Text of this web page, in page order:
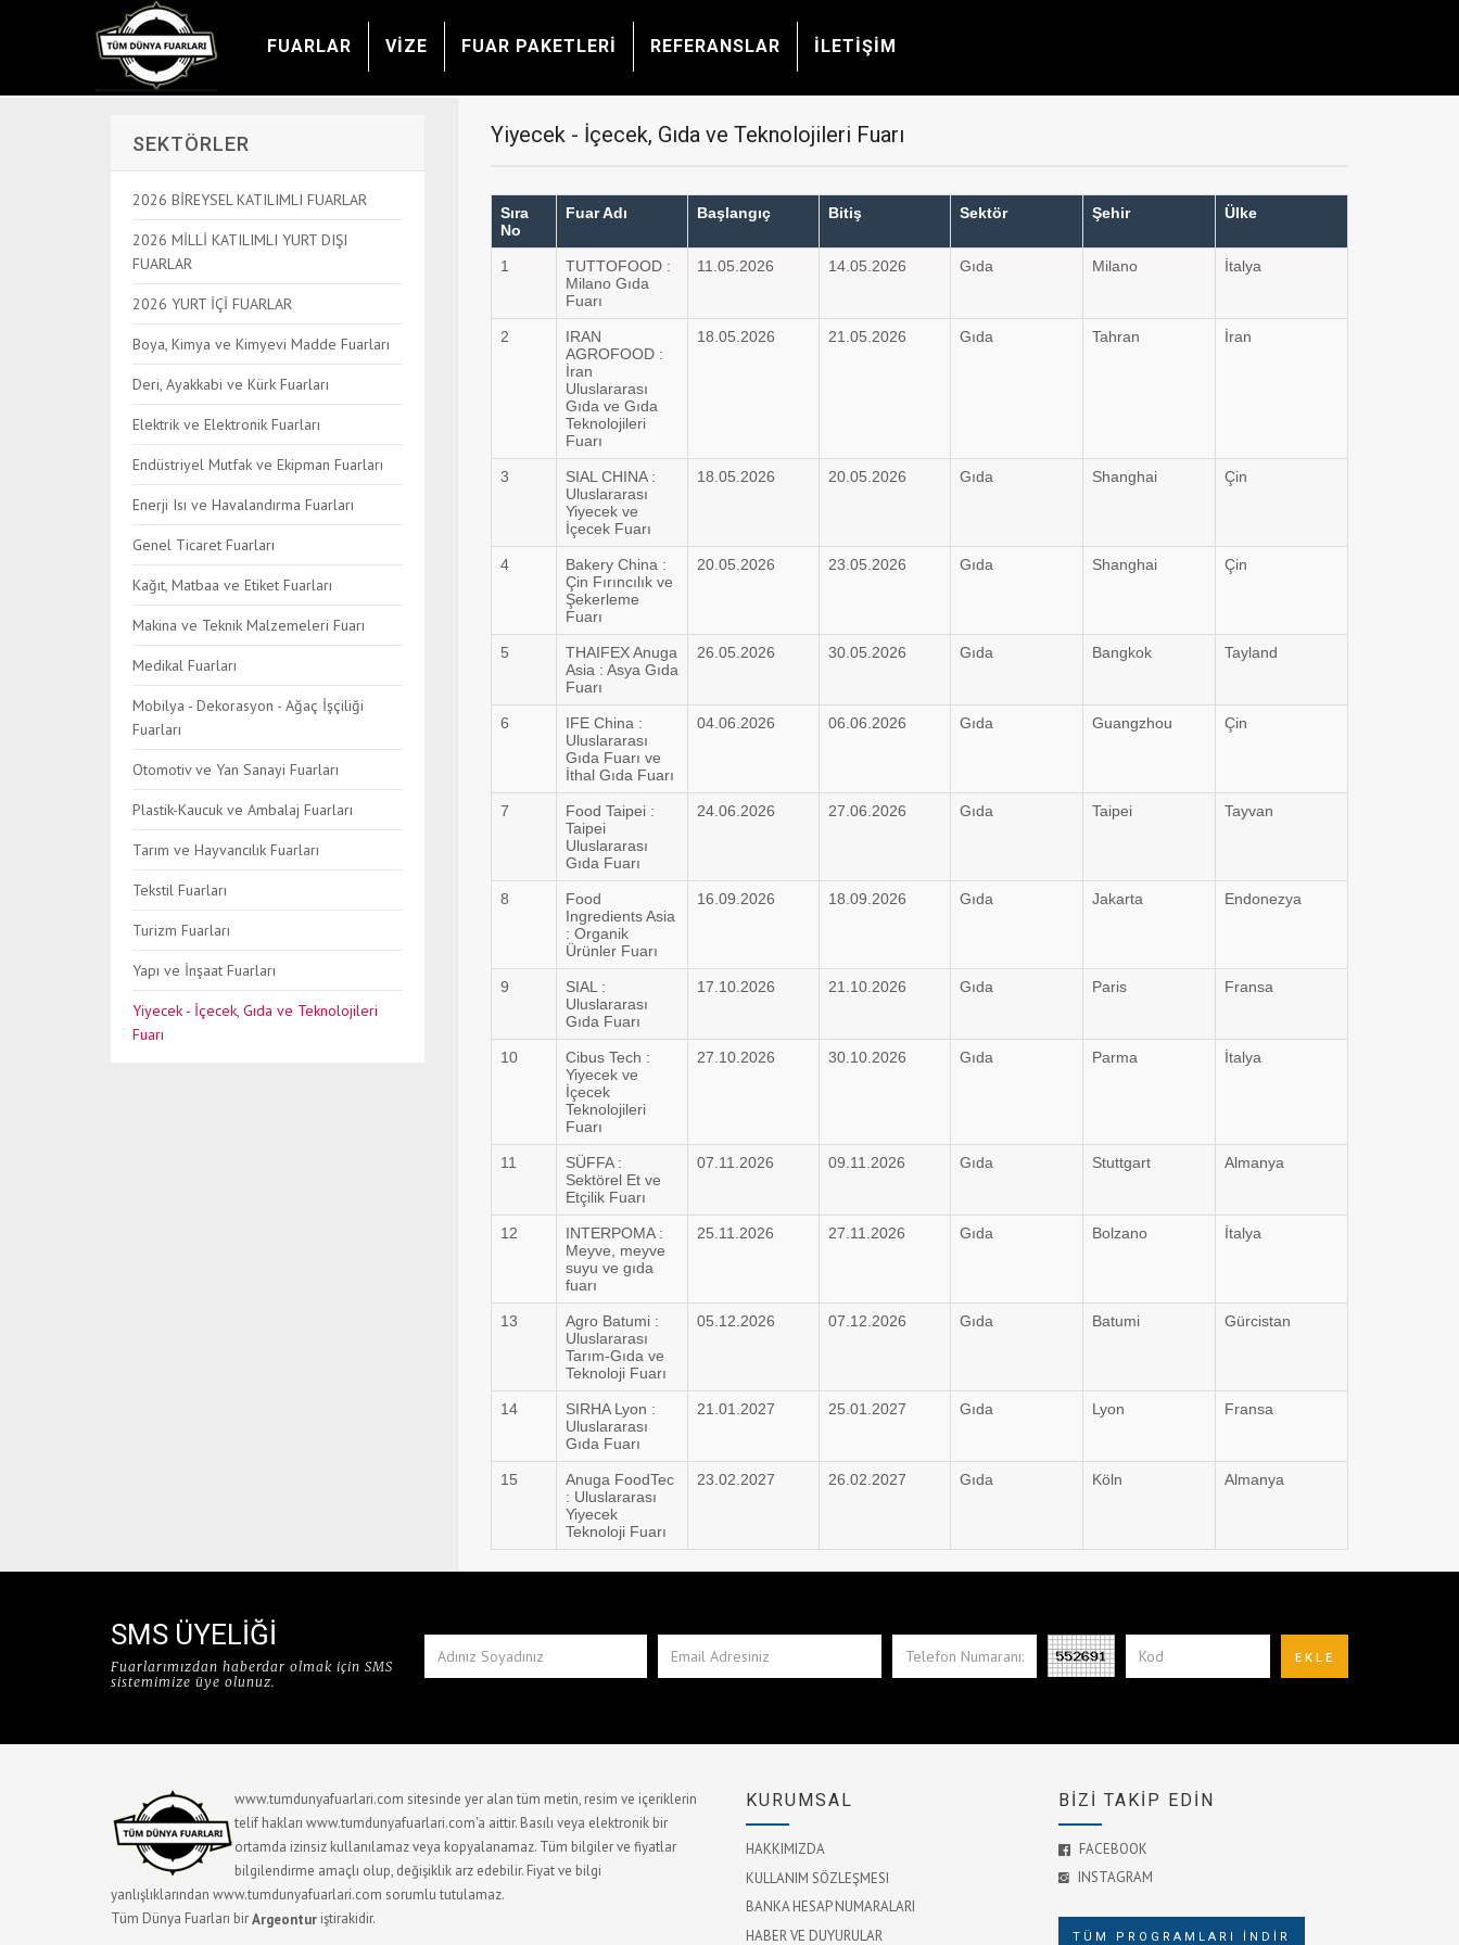
FUARLAR VİZE FUAR PAKETLERİ REFERANSLAR İLETİŞİM
SEKTÖRLER
2026 BİREYSEL KATILIMLI FUARLAR
2026 MİLLİ KATILIMLI YURT DIŞI
FUARLAR
2026 YURT İÇİ FUARLAR
Boya, Kimya ve Kimyevi Madde Fuarları
Deri, Ayakkabi ve Kürk Fuarları
Elektrik ve Elektronik Fuarları
Endüstriyel Mutfak ve Ekipman Fuarları
Enerji Isı ve Havalandırma Fuarları
Genel Ticaret Fuarları
Kağıt, Matbaa ve Etiket Fuarları
Makina ve Teknik Malzemeleri Fuarı
Medikal Fuarları
Mobilya - Dekorasyon - Ağaç İşçiliği
Fuarları
Otomotiv ve Yan Sanayi Fuarları
Plastik-Kaucuk ve Ambalaj Fuarları
Tarım ve Hayvancılık Fuarları
Tekstil Fuarları
Turizm Fuarları
Yapı ve İnşaat Fuarları
Yiyecek - İçecek, Gıda ve Teknolojileri
Fuarı
Yiyecek - İçecek, Gıda ve Teknolojileri Fuarı
Sıra
No
Fuar Adı Başlangıç Bitiş Sektör Şehir Ülke
1
TUTTOFOOD :
Milano Gıda
Fuarı
11.05.2026 14.05.2026 Gıda Milano İtalya
2
IRAN
AGROFOOD :
İran
Uluslararası
Gıda ve Gıda
Teknolojileri
Fuarı
18.05.2026 21.05.2026 Gıda Tahran İran
3
SIAL CHINA :
Uluslararası
Yiyecek ve
İçecek Fuarı
18.05.2026 20.05.2026 Gıda Shanghai Çin
4
Bakery China :
Çin Fırıncılık ve
Şekerleme
Fuarı
20.05.2026 23.05.2026 Gıda Shanghai Çin
5
THAIFEX Anuga
Asia : Asya Gıda
Fuarı
26.05.2026 30.05.2026 Gıda Bangkok Tayland
6
IFE China :
Uluslararası
Gıda Fuarı ve
İthal Gıda Fuarı
04.06.2026 06.06.2026 Gıda Guangzhou Çin
7
Food Taipei :
Taipei
Uluslararası
Gıda Fuarı
24.06.2026 27.06.2026 Gıda Taipei Tayvan
8
Food
Ingredients Asia
: Organik
Ürünler Fuarı
16.09.2026 18.09.2026 Gıda Jakarta Endonezya
9
SIAL :
Uluslararası
Gıda Fuarı
17.10.2026 21.10.2026 Gıda Paris Fransa
10
Cibus Tech :
Yiyecek ve
İçecek
Teknolojileri
Fuarı
27.10.2026 30.10.2026 Gıda Parma İtalya
11
SÜFFA :
Sektörel Et ve
Etçilik Fuarı
07.11.2026 09.11.2026 Gıda Stuttgart Almanya
12
INTERPOMA :
Meyve, meyve
suyu ve gıda
fuarı
25.11.2026 27.11.2026 Gıda Bolzano İtalya
13
Agro Batumi :
Uluslararası
Tarım-Gıda ve
Teknoloji Fuarı
05.12.2026 07.12.2026 Gıda Batumi Gürcistan
14
SIRHA Lyon :
Uluslararası
Gıda Fuarı
21.01.2027 25.01.2027 Gıda Lyon Fransa
15
Anuga FoodTec
: Uluslararası
Yiyecek
Teknoloji Fuarı
23.02.2027 26.02.2027 Gıda Köln Almanya
SMS ÜYELİĞİ
Fuarlarımızdan haberdar olmak için SMS
sistemimize üye olunuz.
www.tumdunyafuarlari.com sitesinde yer alan tüm metin, resim ve içeriklerin
telif hakları www.tumdunyafuarlari.com'a aittir. Basılı veya elektronik bir
ortamda izinsiz kullanılamaz veya kopyalanamaz. Tüm bilgiler ve fiyatlar
bilgilendirme amaçlı olup, değişiklik arz edebilir. Fiyat ve bilgi
yanlışlıklarından www.tumdunyafuarlari.com sorumlu tutulamaz.
Tüm Dünya Fuarları birArgeontur iştirakidir.
KURUMSAL
HAKKIMIZDA
KULLANIM SÖZLEŞMESI
BANKA HESAP NUMARALARI
HABER VE DUYURULAR
BİZİ TAKİP EDİN
FACEBOOK
INSTAGRAM
TÜM PROGRAMLARI İNDİR